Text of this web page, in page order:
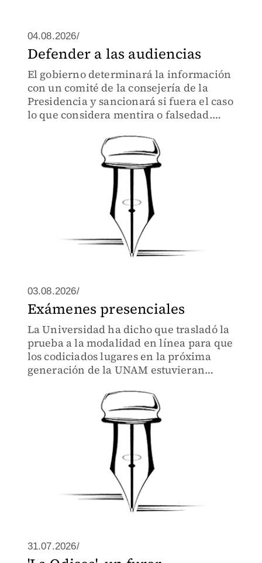
04.08.2026/
Defender a las audiencias
El gobierno determinará la información
con un comité de la consejería de la
Presidencia y sancionará si fuera el caso
lo que considera mentira o falsedad.
03.08.2026/
Exámenes presenciales
La Universidad ha dicho que trasladó la
prueba a la modalidad en línea para que
los codiciados lugares en la próxima
generación de la UNAM estuvieran
31.07.2026/